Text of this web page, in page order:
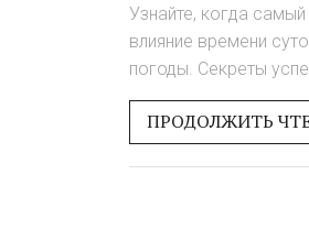
Узнайте, когда
влияние времени
погоды. Секреты
летом и осенью в
ПРОДОЛЖИТЬ